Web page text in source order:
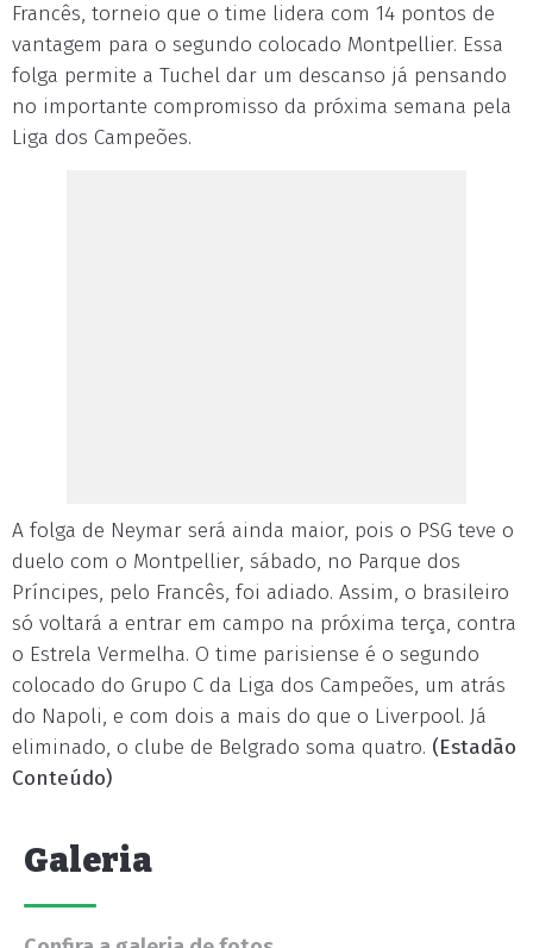
Francês, torneio que o time lidera com 14 pontos de
vantagem para o segundo colocado Montpellier. Essa
folga permite a Tuchel dar um descanso já pensando
no importante compromisso da próxima semana pela
Liga dos Campeões.
A folga de Neymar será ainda maior, pois o PSG teve o
duelo com o Montpellier, sábado, no Parque dos
Príncipes, pelo Francês, foi adiado. Assim, o brasileiro
só voltará a entrar em campo na próxima terça, contra
o Estrela Vermelha. O time parisiense é o segundo
colocado do Grupo C da Liga dos Campeões, um atrás
do Napoli, e com dois a mais do que o Liverpool. Já
eliminado, o clube de Belgrado soma quatro. (Estadão
Conteúdo)
Galeria